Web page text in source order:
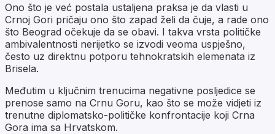
Ono što je već postala ustaljena praksa je da vlasti u
Crnoj Gori pričaju ono što zapad želi da čuje, a rade ono
što Beograd očekuje da se obavi. I takva vrsta političke
ambivalentnosti nerijetko se izvodi veoma uspješno,
često uz direktnu potporu tehnokratskih elemenata iz
Brisela.
Međutim u ključnim trenucima negativne posljedice se
prenose samo na Crnu Goru, kao što se može vidjeti iz
trenutne diplomatsko-političke konfrontacije koji Crna
Gora ima sa Hrvatskom.